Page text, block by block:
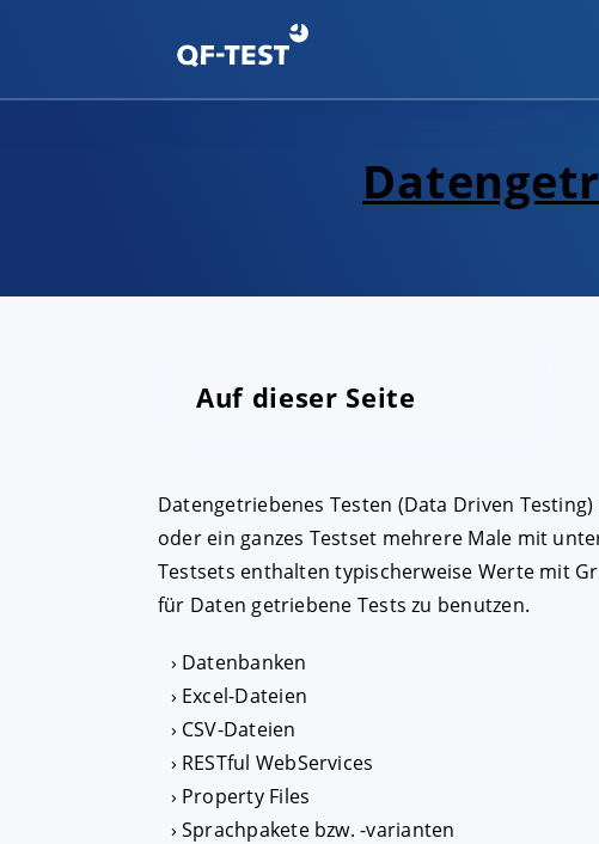
Auf dieser Seite
Datengetriebenes Testen (Data Driven
oder ein ganzes Testset mehrere Male mit
Testsets enthalten typischerweise Werte mit
für Daten getriebene Tests zu benutzen.
Datenbanken
Excel-Dateien
CSV-Dateien
RESTful WebServices
Property Files
Sprachpakete bzw. -varianten
AKZEPTIEREN
Impressum